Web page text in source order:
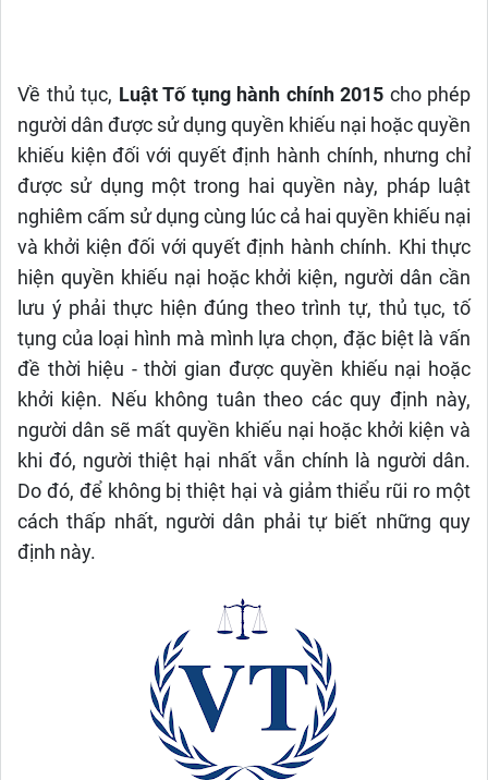
Về thủ tục, Luật Tố tụng hành chính 2015 cho phép
người dân được sử dụng quyền khiếu nại hoặc quyền
khiếu kiện đối với quyết định hành chính, nhưng chỉ
được sử dụng một trong hai quyền này, pháp luật
nghiêm cấm sử dụng cùng lúc cả hai quyền khiếu nại
và khởi kiện đối với quyết định hành chính. Khi thực
hiện quyền khiếu nại hoặc khởi kiện, người dân cần
lưu ý phải thực hiện đúng theo trình tự, thủ tục, tố
tụng của loại hình mà mình lựa chọn, đặc biệt là vấn
đề thời hiệu - thời gian được quyền khiếu nại hoặc
khởi kiện. Nếu không tuân theo các quy định này,
người dân sẽ mất quyền khiếu nại hoặc khởi kiện và
khi đó, người thiệt hại nhất vẫn chính là người dân.
Do đó, để không bị thiệt hại và giảm thiểu rũi ro một
cách thấp nhất, người dân phải tự biết những quy
định này.